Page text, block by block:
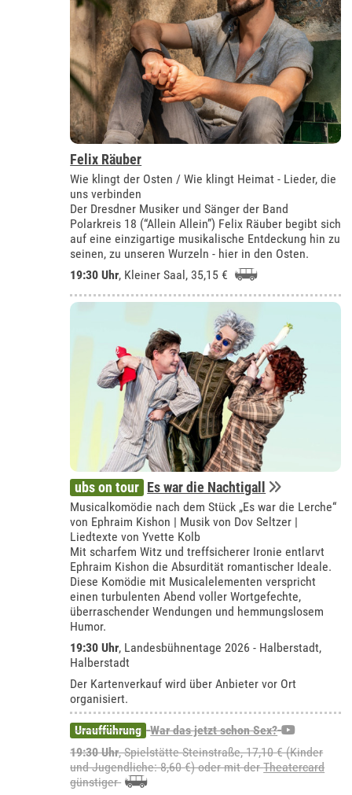
Felix Räuber
Wie klingt der Osten / Wie klingt Heimat - Lieder, die
uns verbinden
Der Dresdner Musiker und Sänger der Band
Polarkreis 18 (“Allein Allein”) Felix Räuber begibt sich
auf eine einzigartige musikalische Entdeckung hin zu
seinen, zu unseren Wurzeln - hier in den Osten.
19:30 Uhr, Kleiner Saal , 35,15 €
ubs on tour Es war die Nachtigall
Musicalkomödie nach dem Stück „Es war die Lerche“
von Ephraim Kishon | Musik von Dov Seltzer |
Liedtexte von Yvette Kolb
Mit scharfem Witz und treffsicherer Ironie entlarvt
Ephraim Kishon die Absurdität romantischer Ideale.
Diese Komödie mit Musicalelementen verspricht
einen turbulenten Abend voller Wortgefechte,
überraschender Wendungen und hemmungslosem
Humor.
19:30 Uhr, Landesbühnentage 2026 - Halberstadt,
Halberstadt
Der Kartenverkauf wird über Anbieter vor Ort
organisiert.
Uraufführung War das jetzt schon Sex?
19:30 Uhr, Spielstätte Steinstraße, 17,10 € (Kinder
und Jugendliche: 8,60 €) oder mit derTheatercard
günstiger